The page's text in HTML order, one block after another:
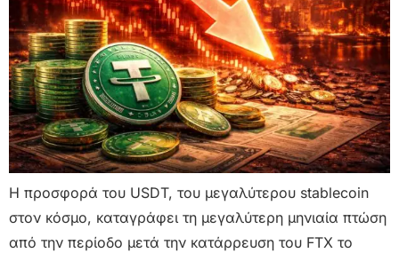
Η προσφορά του USDT, του μεγαλύτερου stablecoin
στον κόσμο, καταγράφει τη μεγαλύτερη μηνιαία πτώση
από την περίοδο μετά την κατάρρευση του FTX το